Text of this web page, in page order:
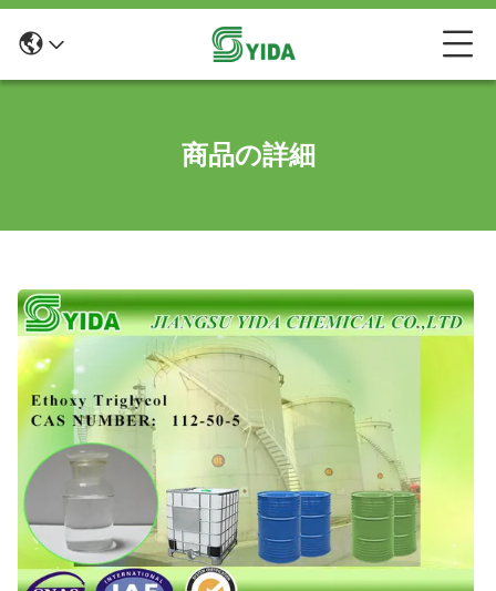
商品の詳細